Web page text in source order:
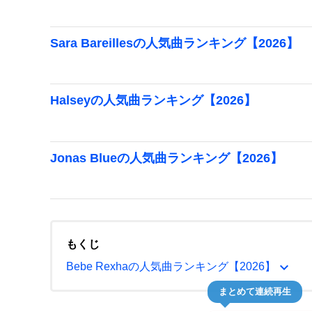
Sara Bareillesの人気曲ランキング【2026】
Halseyの人気曲ランキング【2026】
Jonas Blueの人気曲ランキング【2026】
もくじ
Bebe Rexhaの人気曲ランキング【2026】
expand_more
まとめて連続再生